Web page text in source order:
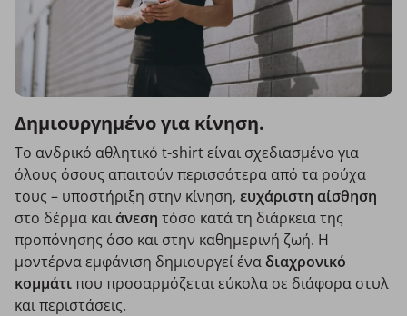
Δημιουργημένο για κίνηση.
Το ανδρικό αθλητικό t-shirt είναι σχεδιασμένο για
όλους όσους απαιτούν περισσότερα από τα ρούχα
τους – υποστήριξη στην κίνηση, ευχάριστη αίσθηση
στο δέρμα καιάνεση τόσο κατά τη διάρκεια της
προπόνησης όσο και στην καθημερινή ζωή. Η
μοντέρνα εμφάνιση δημιουργεί έναδιαχρονικό
κομμάτιπου προσαρμόζεται εύκολα σε διάφορα στυλ
και περιστάσεις.